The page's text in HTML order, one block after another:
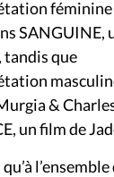
féminine
SANGUINE,
tandis que
&
un film de